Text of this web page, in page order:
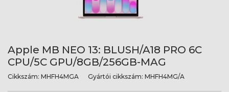
Apple MB NEO 13: BLUSH/A18 PRO 6C
CPU/5C GPU/8GB/256GB-MAG
Cikkszám: MHFH4MGA Gyártói cikkszám: MHFH4MG/A